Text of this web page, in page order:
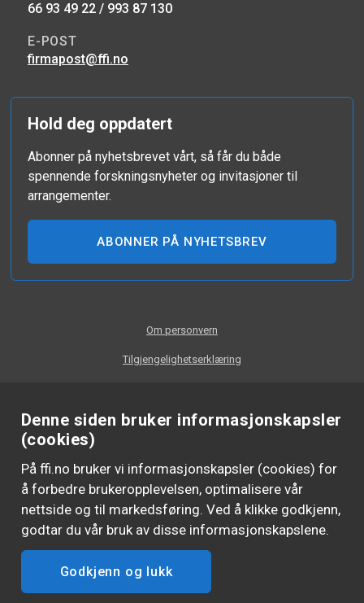
Denne siden bruker informasjonskapsler
(cookies)
På ffi.no bruker vi informasjonskapsler (cookies) for
å forbedre brukeropplevelsen, optimalisere vår
nettside og til markedsføring. Ved å klikke godkjenn,
godtar du vår bruk av disse informasjonskapslene.
Godkjenn og lukk
66 93 49 22 / 993 87 130
E-POST
firmapost@ffi.no
Hold deg oppdatert
Abonner på nyhetsbrevet vårt, så får du både
spennende forskningsnyheter og invitasjoner til
arrangementer.
ABONNER PÅ NYHETSBREV
Om personvern
Tilgjengelighetserklæring
FØLG OSS